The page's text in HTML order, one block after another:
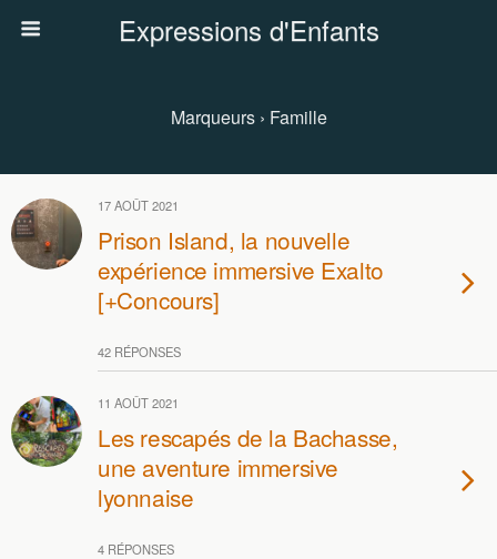
Expressions d'Enfants
Marqueurs › Famille
17 AOÛT 2021
Prison Island, la nouvelle
expérience immersive Exalto
[+Concours]
42 RÉPONSES
11 AOÛT 2021
Les rescapés de la Bachasse,
une aventure immersive
lyonnaise
4 RÉPONSES